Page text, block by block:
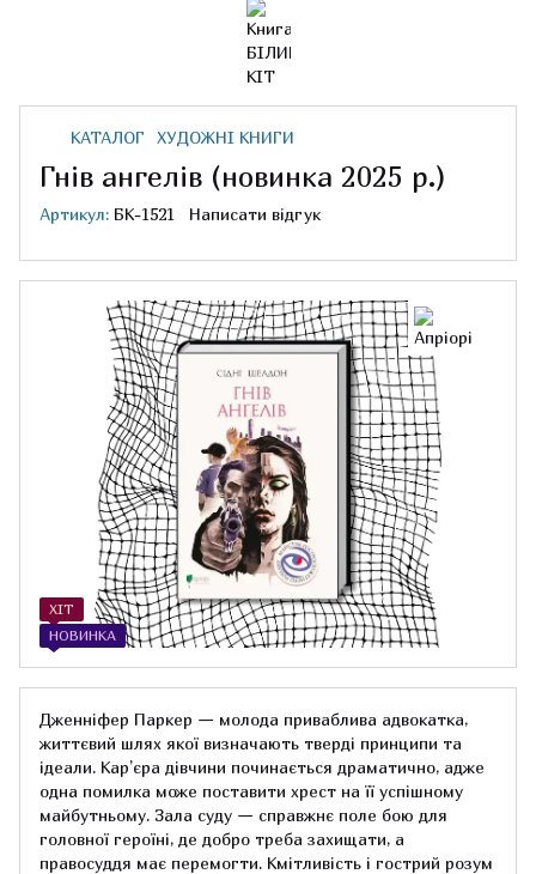
КАТАЛОГ ХУДОЖНІ КНИГИ
Гнів ангелів (новинка 2025 р.)
Артикул: БК-1521 Написати відгук
ХІТ
НОВИНКА
Дженніфер Паркер — молода приваблива адвокатка,
життєвий шлях якої визначають тверді принципи та
ідеали. Кар’єра дівчини починається драматично, адже
одна помилка може поставити хрест на її успішному
майбутньому. Зала суду — справжнє поле бою для
головної героїні, де добро треба захищати, а
правосуддя має перемогти. Кмітливість і гострий розум